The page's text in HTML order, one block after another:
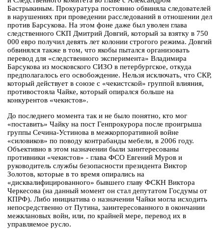
Бастрыкиным. Прокуратура постоянно обвиняла следователей
в нарушениях при проведении расследований в отношении дел
против Барсукова. На этом фоне даже был уволен глава
следственного СКП Дмитрий Довгий, который за взятку в 750
000 евро получил девять лет колонии строгого режима. Довгий
обвинялся также в том, что якобы пытался организовать
перевод для «следственного эксперимента» Владимира
Барсукова из московского СИЗО в петербургское, откуда
предполагалось его освобождение. Нельзя исключать, что СКР,
который действует в союзе с «чекистской» группой влияния,
противостояла Чайке, который опирался больше на
конкурентов «чекистов».
До последнего момента так и не было понятно, кто мог
«поставить» Чайку на пост Генпрокурора после проигрыша
группы Сечина-Устинова в межкорпоративной войне
«силовиков» по поводу контрабанды мебели, в 2006 году.
Объективно в этом назначении были заинтересованы
противники «чекистов» - глава ФСО Евгений Муров и
руководитель службы безопасности президента Виктор
Золотов, которые в то время опирались на
«дисквалифицированного» бывшего главу ФСКН Виктора
Черкесова (на данный момент он стал депутатом Госдумы от
КПРФ). Либо инициатива о назначении Чайки могла исходить
непосредственно от Путина, заинтересованного в окончании
межклановых войн, или, по крайней мере, перевод их в
управляемое русло.